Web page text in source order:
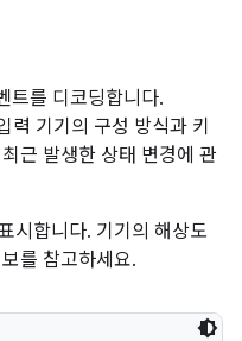
트를 디코딩합니다.
기기의 구성 방식과 키
근 발생한 상태 변경에 관
시합니다. 기기의 해상도
를 참고하세요.